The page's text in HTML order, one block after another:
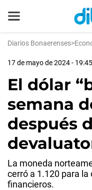
Diarios Bonaerenses>
17 de mayo de 2024 - 19:45
El dólar
semana
después
La moneda
cerró a 1.120 para
financieros.